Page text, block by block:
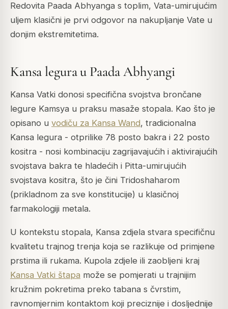
Redovita Paada Abhyanga s toplim, Vata-umirujućim
uljem klasični je prvi odgovor na nakupljanje Vate u
donjim ekstremitetima.
Kansa legura u Paada Abhyangi
Kansa Vatki donosi specifična svojstva brončane
legure Kamsya u praksu masaže stopala. Kao što je
opisano u vodiču za Kansa Wand, tradicionalna
Kansa legura - otprilike 78 posto bakra i 22 posto
kositra - nosi kombinaciju zagrijavajućih i aktivirajućih
svojstava bakra te hladećih i Pitta-umirujućih
svojstava kositra, što je čini Tridoshaharom
(prikladnom za sve konstitucije) u klasičnoj
farmakologiji metala.
U kontekstu stopala, Kansa zdjela stvara specifičnu
kvalitetu trajnog trenja koja se razlikuje od primjene
prstima ili rukama. Kupola zdjele ili zaobljeni kraj
Kansa Vatki štapa može se pomjerati u trajnijim
kružnim pokretima preko tabana s čvrstim,
ravnomjernim kontaktom koji preciznije i dosljednije